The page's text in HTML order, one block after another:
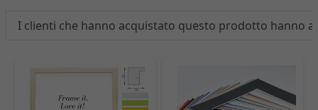
I clienti che hanno acquistato questo prodotto hanno